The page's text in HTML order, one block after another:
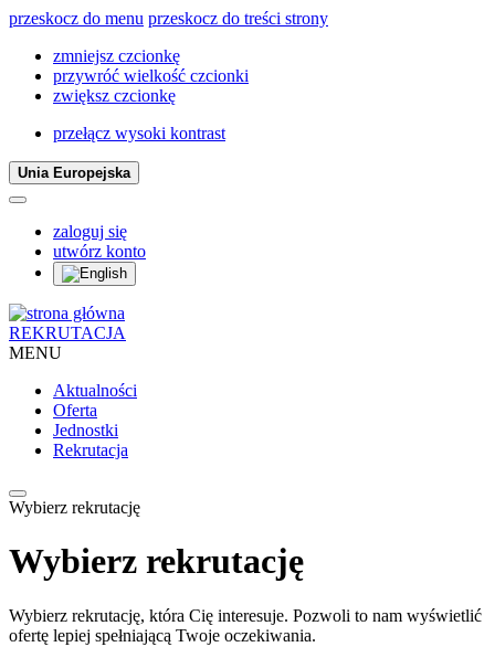
przeskocz do menu przeskocz do treści strony
zmniejsz czcionkę
przywróć wielkość czcionki
zwiększ czcionkę
przełącz wysoki kontrast
Unia Europejska
zaloguj się
utwórz konto
REKRUTACJA
MENU
Aktualności
Oferta
Jednostki
Rekrutacja
Wybierz rekrutację
Wybierz rekrutację
Wybierz rekrutację, która Cię interesuje. Pozwoli to nam wyświetlić
ofertę lepiej spełniającą Twoje oczekiwania.